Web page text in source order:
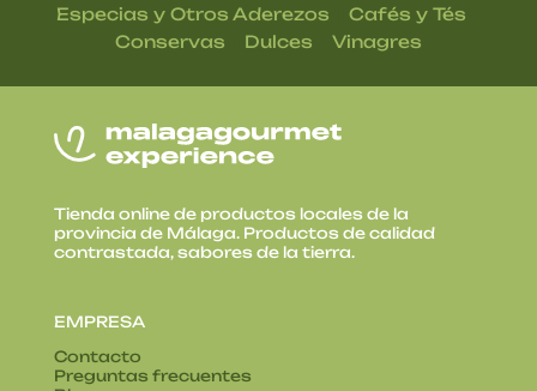
Especias y Otros Aderezos Cafés y Tés
Conservas Dulces Vinagres
Tienda online de productos locales de la
provincia de Málaga. Productos de calidad
contrastada, sabores de la tierra.
EMPRESA
Contacto
Preguntas frecuentes